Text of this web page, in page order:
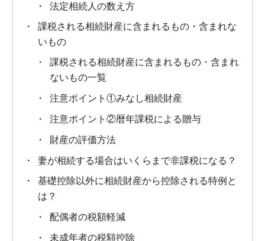
法定相続人の数え方
課税される相続財産に含まれるもの・含まれな
いもの
課税される相続財産に含まれるもの・含まれ
ないもの一覧
注意ポイント①みなし相続財産
注意ポイント②暦年課税による贈与
財産の評価方法
妻が相続する場合はいくらまで非課税になる？
基礎控除以外に相続財産から控除される特例と
は？
配偶者の税額軽減
未成年者の税額控除